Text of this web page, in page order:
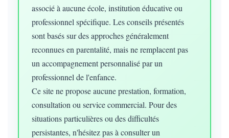
associé à aucune école, institution éducative ou
professionnel spécifique. Les conseils présentés
sont basés sur des approches généralement
reconnues en parentalité, mais ne remplacent pas
un accompagnement personnalisé par un
professionnel de l'enfance.
Ce site ne propose aucune prestation, formation,
consultation ou service commercial. Pour des
situations particulières ou des difficultés
persistantes, n'hésitez pas à consulter un